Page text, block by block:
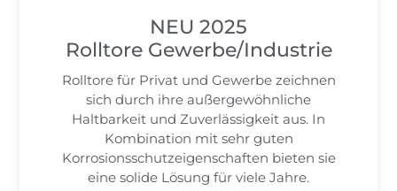
NEU 2025
Rolltore Gewerbe/Industrie
Rolltore für Privat und Gewerbe zeichnen
sich durch ihre außergewöhnliche
Haltbarkeit und Zuverlässigkeit aus. In
Kombination mit sehr guten
Korrosionsschutzeigenschaften bieten sie
eine solide Lösung für viele Jahre.